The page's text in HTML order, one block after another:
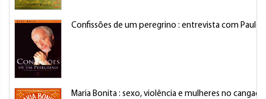
Confissões de um peregrino : entrevista com Paulo
Maria Bonita : sexo, violência e mulheres no cangaço